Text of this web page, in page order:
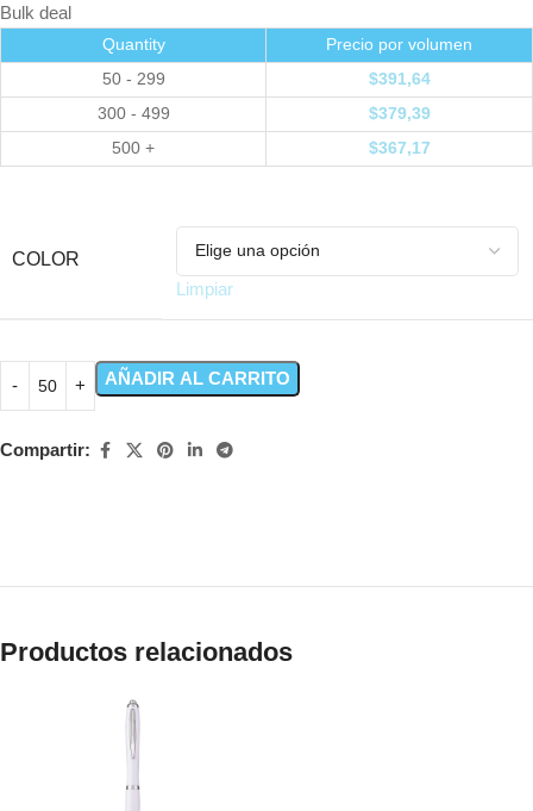
Bulk deal
Quantity
Precio por volumen
50 - 299
$391,64
300 - 499
$379,39
500 +
$367,17
COLOR
Limpiar
AÑADIR AL CARRITO
Compartir:
Productos relacionados